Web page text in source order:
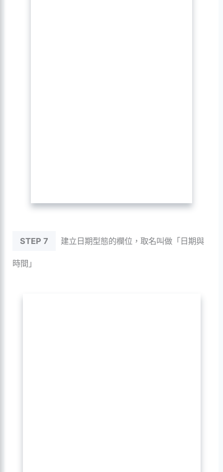
STEP 7 建立日期型態的欄位，取名叫做「日期與
時間」